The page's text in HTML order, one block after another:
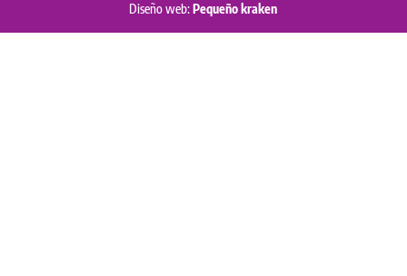
Diseño web:Pequeño kraken